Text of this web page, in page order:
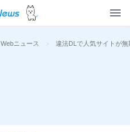
Webニュース > 違法DLで人気サイトが無